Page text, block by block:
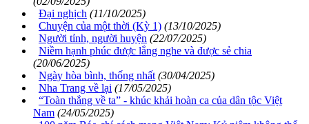
Đại nghịch (11/10/2025)
Chuyện của một thời (Kỳ 1) (13/10/2025)
Người tỉnh, người huyện (22/07/2025)
Niềm hạnh phúc được lắng nghe và được sẻ chia
(20/06/2025)
Ngày hòa bình, thống nhất (30/04/2025)
Nha Trang về lại (17/05/2025)
“Toàn thắng về ta” - khúc khải hoàn ca của dân tộc Việt
Nam (24/05/2025)